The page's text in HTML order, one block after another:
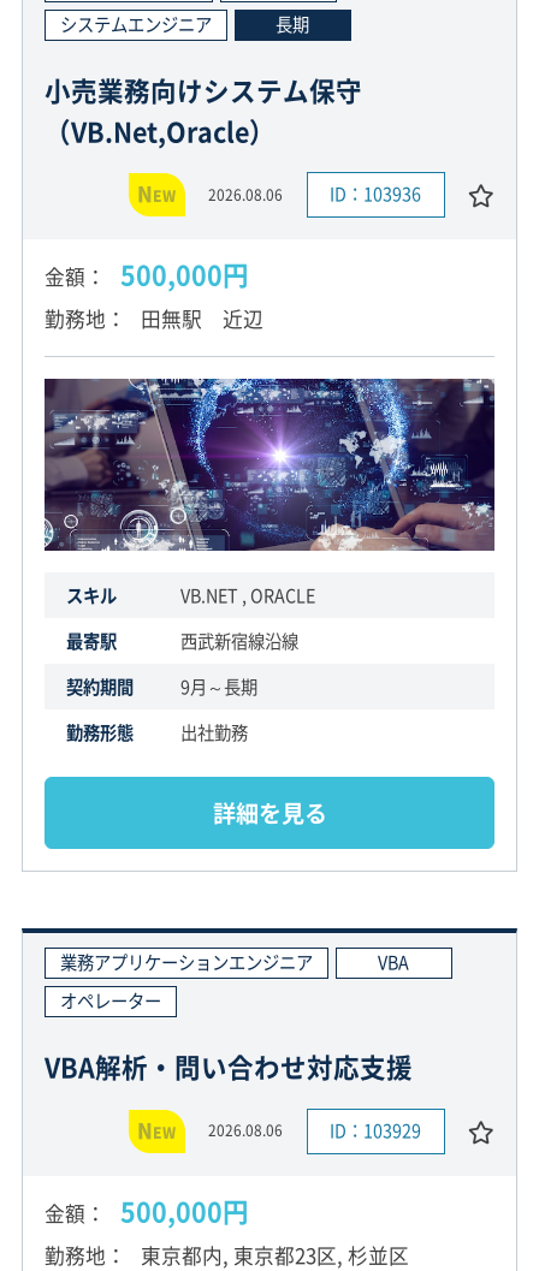
システムエンジニア
長期
小売業務向けシステム保守
（VB.Net,Oracle）
NEW 2026.08.06 ID：103936
金額 500,000円
勤務地 田無駅 近辺
スキル
VB.NET , ORACLE
最寄駅
西武新宿線沿線
契約期間
9月～長期
勤務形態
出社勤務
詳細を見る
業務アプリケーションエンジニア
VBA
オペレーター
VBA解析・問い合わせ対応支援
NEW 2026.08.06 ID：103929
金額 500,000円
勤務地 東京都内, 東京都23区, 杉並区